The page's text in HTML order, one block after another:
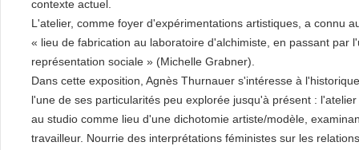
contexte actuel.
L'atelier, comme foyer d'expérimentations artistiques, a connu
« lieu de fabrication au laboratoire d'alchimiste, en passant par
représentation sociale » (Michelle Grabner).
Dans cette exposition, Agnès Thurnauer s'intéresse à
l'une de ses particularités peu explorée jusqu'à présent :
au studio comme lieu d'une dichotomie artiste/modèle,
travailleur. Nourrie des interprétations féministes sur les